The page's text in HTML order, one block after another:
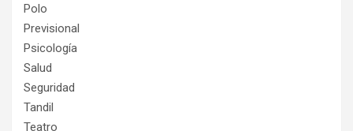
Polo
Previsional
Psicología
Salud
Seguridad
Tandil
Teatro